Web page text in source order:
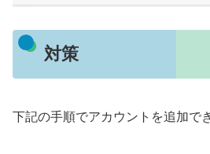
対策
下記の手順でアカウントを追加で